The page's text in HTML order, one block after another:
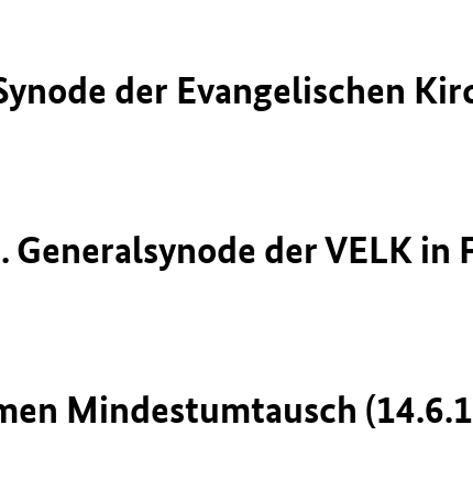
der Evangelischen
der VELK in
Mindestumtausch